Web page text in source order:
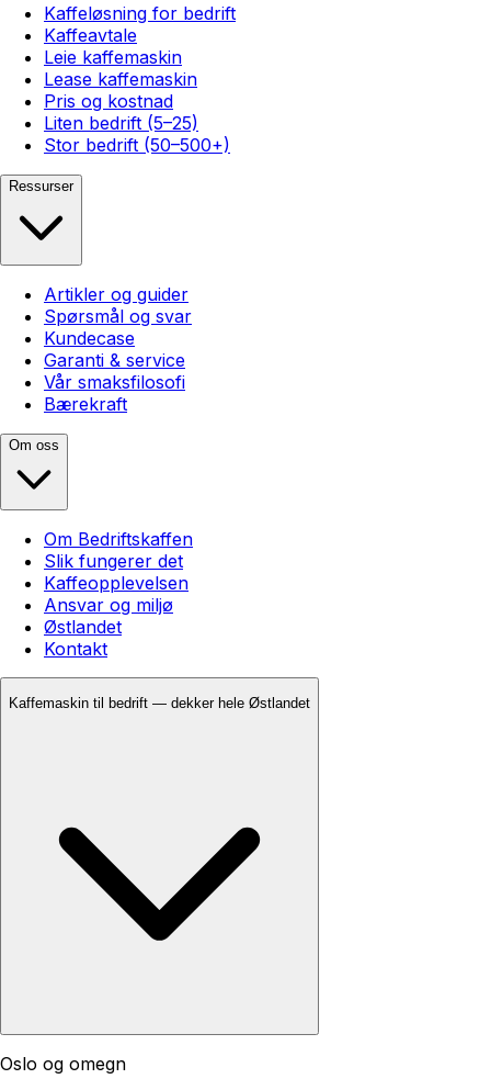
Kaffeløsning for bedrift
Kaffeavtale
Leie kaffemaskin
Lease kaffemaskin
Pris og kostnad
Liten bedrift (5–25)
Stor bedrift (50–500+)
Ressurser
Artikler og guider
Spørsmål og svar
Kundecase
Garanti & service
Vår smaksfilosofi
Bærekraft
Om oss
Om Bedriftskaffen
Slik fungerer det
Kaffeopplevelsen
Ansvar og miljø
Østlandet
Kontakt
Kaffemaskin til bedrift — dekker hele Østlandet
Oslo og omegn